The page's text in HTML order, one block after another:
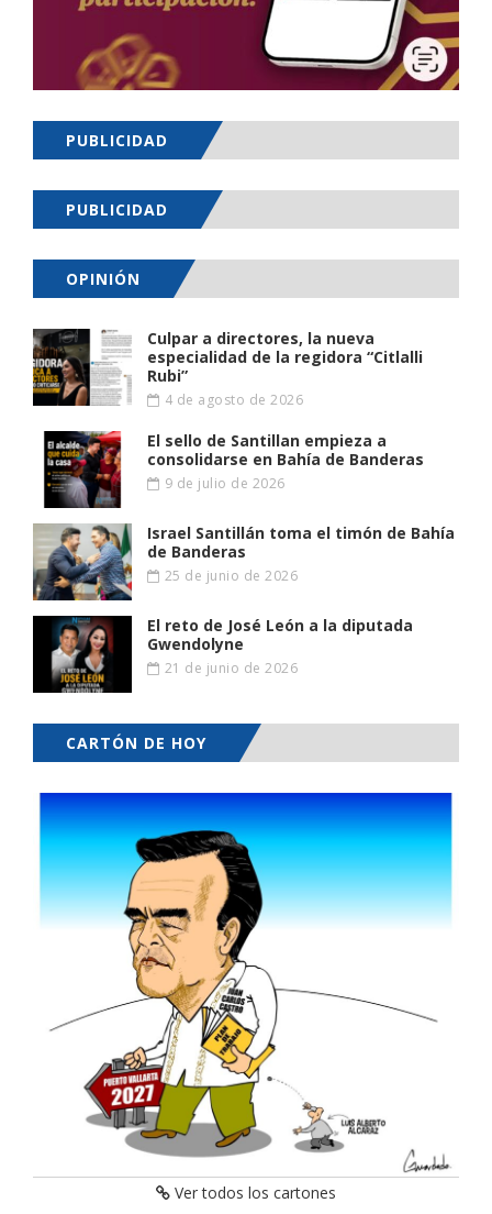
PUBLICIDAD
PUBLICIDAD
OPINIÓN
Culpar a directores, la nueva
especialidad de la regidora “Citlalli
Rubi”
4 de agosto de 2026
El sello de Santillan empieza a
consolidarse en Bahía de Banderas
9 de julio de 2026
Israel Santillán toma el timón de Bahía
de Banderas
25 de junio de 2026
El reto de José León a la diputada
Gwendolyne
21 de junio de 2026
CARTÓN DE HOY
Ver todos los cartones